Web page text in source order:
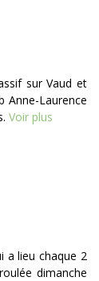
sur Vaud et
Anne-Laurence
Voir plus
a lieu chaque 2
dimanche